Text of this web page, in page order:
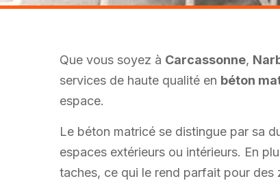
Que vous soyez à Carcassonne,
services de haute qualité en béton
espace.
Le béton matricé se distingue par sa
espaces extérieurs ou intérieurs. En
taches, ce qui le rend parfait pour des